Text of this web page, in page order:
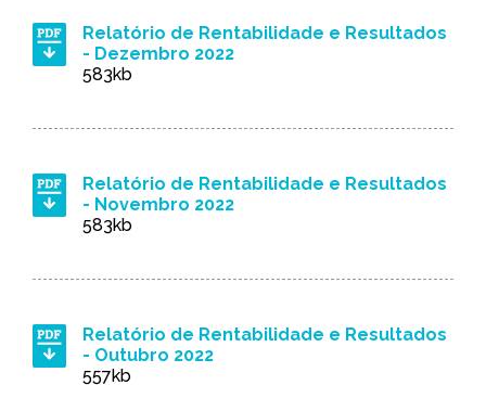
Relatório de Rentabilidade e Resultados
- Dezembro 2022
583kb
Relatório de Rentabilidade e Resultados
- Novembro 2022
583kb
Relatório de Rentabilidade e Resultados
- Outubro 2022
557kb